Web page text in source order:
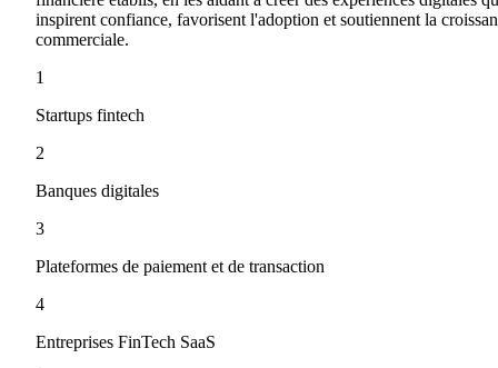
inspirent confiance, favorisent l'adoption et soutiennent la
commerciale.
1
Startups fintech
2
Banques digitales
3
Plateformes de paiement et de transaction
4
Entreprises FinTech SaaS